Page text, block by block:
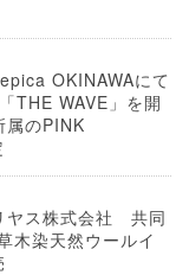
OKINAWAにて
THE WAVE」を開
属のPINK
ヤス株式会社 共同
木染天然ウールイ